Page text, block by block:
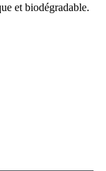
et biodégradable.